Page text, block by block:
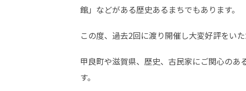
館」などがある歴史あるまちでもあります。
この度、過去2回に渡り開催し大変好評をい
甲良町や滋賀県、歴史、古民家にご関心の
す。